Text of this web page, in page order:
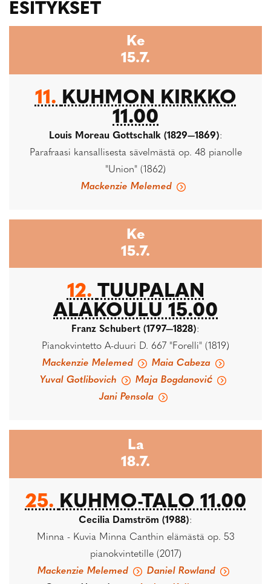
ESITYKSET
Ke
15.7.
11. KUHMON KIRKKO
11.00
Louis Moreau Gottschalk (1829—1869):
Parafraasi kansallisesta sävelmästä op. 48 pianolle
"Union" (1862)
Mackenzie Melemed
Ke
15.7.
12. TUUPALAN
ALAKOULU 15.00
Franz Schubert (1797—1828):
Pianokvintetto A-duuri D. 667 "Forelli" (1819)
Mackenzie Melemed
Maia Cabeza
Yuval Gotlibovich
Maja Bogdanović
Jani Pensola
La
18.7.
25. KUHMO-TALO 11.00
Cecilia Damström (1988):
Minna - Kuvia Minna Canthin elämästä op. 53
pianokvintetille (2017)
Mackenzie Melemed
Daniel Rowland